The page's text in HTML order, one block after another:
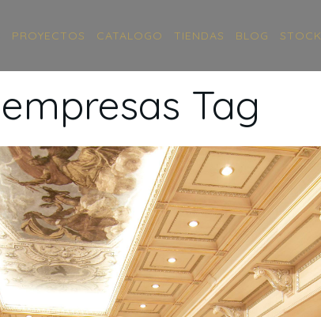
PROYECTOS CATALOGO TIENDAS BLOG STOCK
empresas Tag